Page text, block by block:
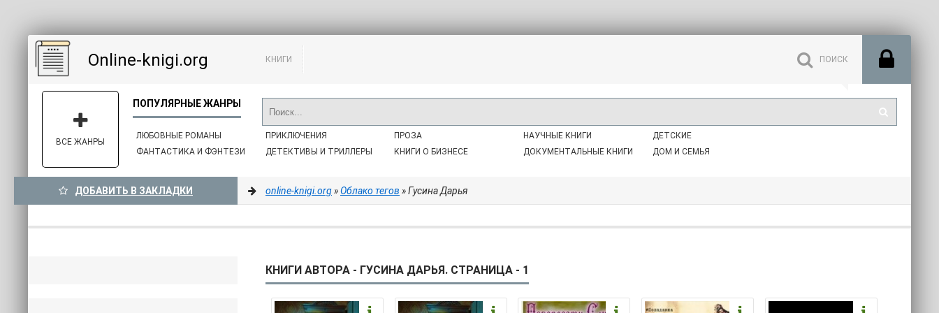
Online-knigi.org КНИГИ
ЛЮБОВНЫЕ РОМАНЫ
ФАНТАСТИКА И ФЭНТЕЗИ
ПРИКЛЮЧЕНИЯ
ДЕТЕКТИВЫ И ТРИЛЛЕРЫ
ПРОЗА
КНИГИ О БИЗНЕСЕ
НАУЧНЫЕ КНИГИ
ДОКУМЕНТАЛЬНЫЕ КНИГИ
ДЕТСКИЕ
ДОМ И СЕМЬЯ
ВСЕ ЖАНРЫ
ДОБАВИТЬ В ЗАКЛАДКИ online-knigi.org»Облако тегов » Гусина Дарья
КНИГИ АВТОРА - ГУСИНА ДАРЬЯ. СТРАНИЦА - 1